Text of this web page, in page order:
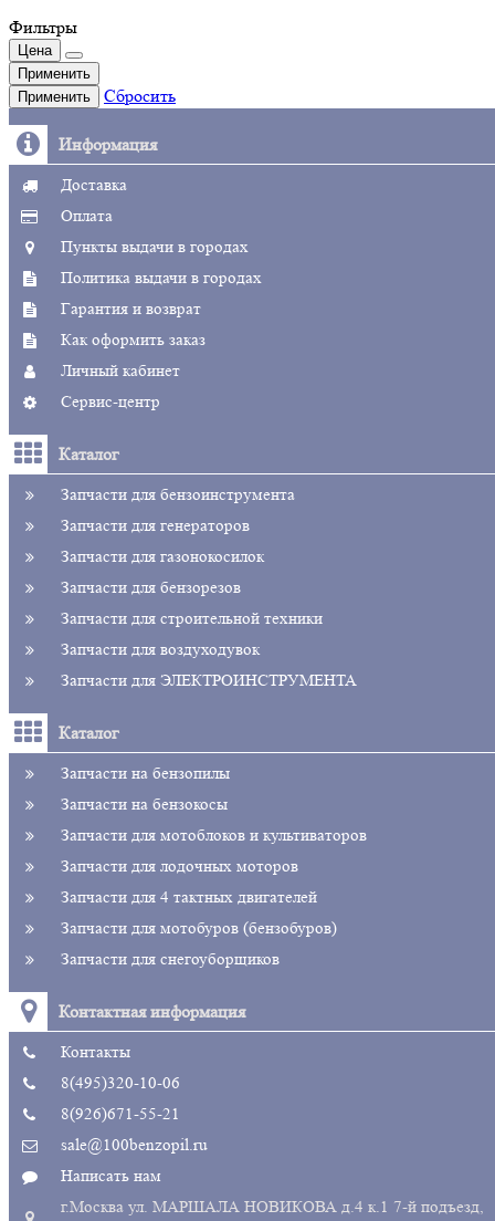
Фильтры
Цена
Применить
Применить
Сбросить
Информация
Доставка
Оплата
Пункты выдачи в городах
Политика выдачи в городах
Гарантия и возврат
Как оформить заказ
Личный кабинет
Сервис-центр
Каталог
Запчасти для бензоинструмента
Запчасти для генераторов
Запчасти для газонокосилок
Запчасти для бензорезов
Запчасти для строительной техники
Запчасти для воздуходувок
Запчасти для ЭЛЕКТРОИНСТРУМЕНТА
Каталог
Запчасти на бензопилы
Запчасти на бензокосы
Запчасти для мотоблоков и культиваторов
Запчасти для лодочных моторов
Запчасти для 4 тактных двигателей
Запчасти для мотобуров (бензобуров)
Запчасти для снегоуборщиков
Контактная информация
Контакты
8(495)320-10-06
8(926)671-55-21
sale@100benzopil.ru
Написать нам
г.Москва ул. МАРШАЛА НОВИКОВА д.4 к.1 7-й подъезд,